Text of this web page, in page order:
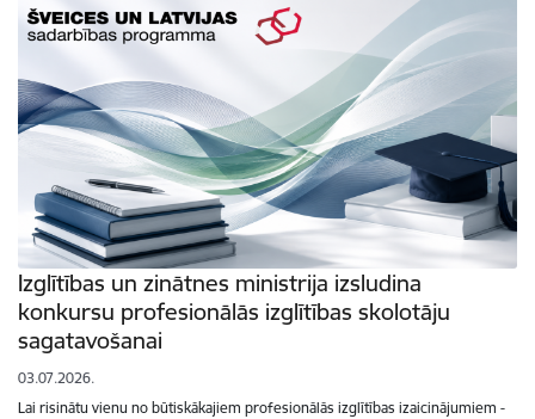
Izglītības un zinātnes ministrija izsludina
konkursu profesionālās izglītības skolotāju
sagatavošanai
03.07.2026.
Lai risinātu vienu no būtiskākajiem profesionālās izglītības izaicinājumiem -